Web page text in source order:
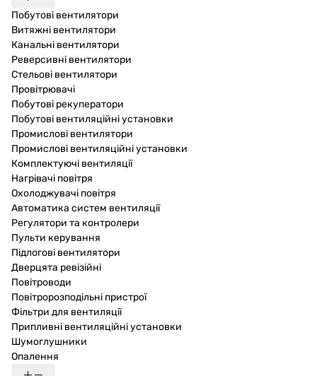
Побутові вентилятори
Витяжні вентилятори
Канальні вентилятори
Реверсивні вентилятори
Стельові вентилятори
Провітрювачі
Побутові рекуператори
Побутові вентиляційні установки
Промислові вентилятори
Промислові вентиляційні установки
Комплектуючі вентиляції
Нагрівачі повітря
Охолоджувачі повітря
Автоматика систем вентиляції
Регулятори та контролери
Пульти керування
Підлогові вентилятори
Дверцята ревізійні
Повітроводи
Повітророзподільні пристрої
Фільтри для вентиляції
Припливні вентиляційні установки
Шумоглушники
Опалення